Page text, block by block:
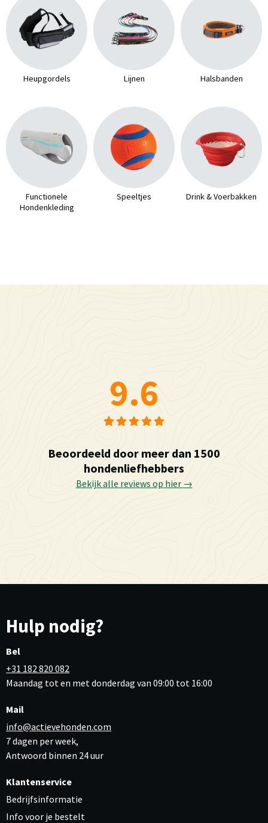
Heupgordels Lijnen Halsbanden
Functionele
Hondenkleding
Speeltjes Drink & Voerbakken
9.6
Beoordeeld door meer dan 1500
hondenliefhebbers
Bekijk alle reviews op hier →
Hulp nodig?
Bel
+31 182 820 082
Maandag tot en met donderdag van 09:00 tot 16:00
Mail
info@actievehonden.com
7 dagen per week,
Antwoord binnen 24 uur
Klantenservice
Bedrijfsinformatie
Info voor je bestelt